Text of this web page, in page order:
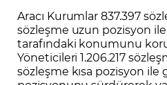
Aracı Kurumlar 837.397
sözleşme uzun pozisyon
tarafındaki konumunu
Yöneticileri 1.206.217
sözleşme kısa pozisyon ile